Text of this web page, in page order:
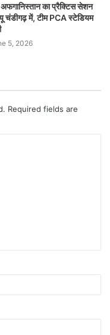
का प्रैक्टिस सेशन
चंडीगढ़ में, टीम PCA स्टेडियम
5, 2026
Required fields are